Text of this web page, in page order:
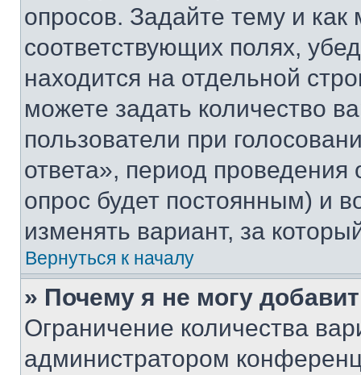
опросов. Задайте тему и
соответствующих полях,
находится на отдельной
можете задать количество
пользователи при
ответа», период проведения
опрос будет постоянным) и
изменять вариант, за
Вернуться к началу
» Почему я не могу
Ограничение количества
администратором